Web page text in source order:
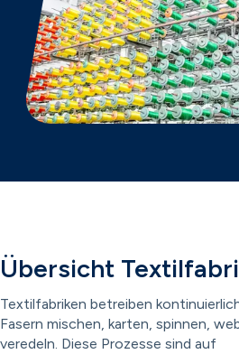
Übersicht
Textilfabriken betreiben
Fasern mischen, karten, spinnen,
veredeln. Diese Prozesse sind auf